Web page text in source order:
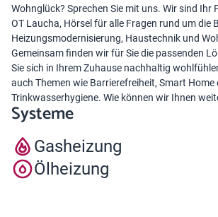
Wohnglück? Sprechen Sie mit uns. Wir sind Ihr
OT Laucha, Hörsel für alle Fragen rund um die
Heizungsmodernisierung, Haustechnik und
Gemeinsam finden wir für Sie die passenden
Sie sich in Ihrem Zuhause nachhaltig
auch Themen wie Barrierefreiheit, Smart Home
Trinkwasserhygiene. Wie können wir Ihnen
Systeme
Gasheizung
Ölheizung